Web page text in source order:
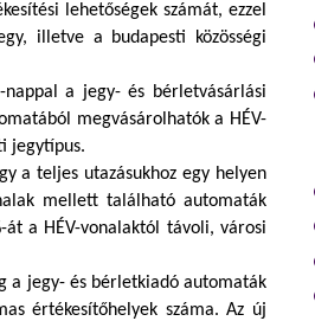
lehetőségek számát, ezzel
illetve a budapesti közösségi
a jegy- és bérletvásárlási
megvásárolhatók a HÉV-
jegytípus.
a teljes utazásukhoz egy helyen
mellett található automaták
a HÉV-vonalaktól távoli, városi
a jegy- és bérletkiadó automaták
értékesítőhelyek száma. Az új